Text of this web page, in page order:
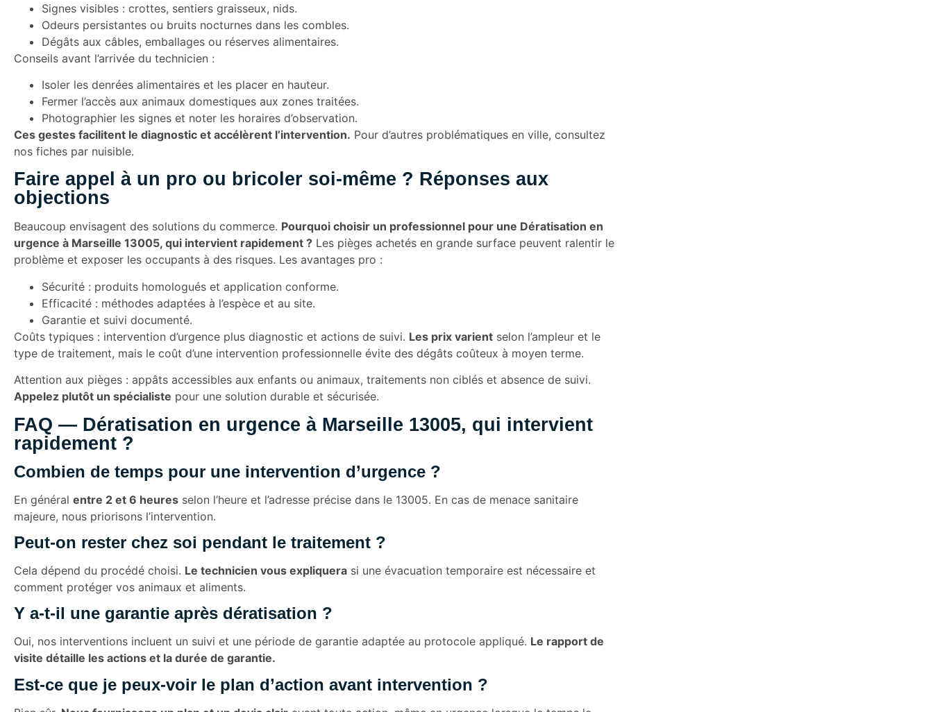
Signes visibles : crottes, sentiers graisseux, nids.
Odeurs persistantes ou bruits nocturnes dans les combles.
Dégâts aux câbles, emballages ou réserves alimentaires.
Conseils avant l’arrivée du technicien :
Isoler les denrées alimentaires et les placer en hauteur.
Fermer l’accès aux animaux domestiques aux zones traitées.
Photographier les signes et noter les horaires d’observation.
Ces gestes facilitent le diagnostic et accélèrent l’intervention. Pour d’autres problématiques en ville, consultez
nos fiches par nuisible.
Faire appel à un pro ou bricoler soi-même ? Réponses aux
objections
Beaucoup envisagent des solutions du commerce. Pourquoi choisir un professionnel pour une Dératisation en
urgence à Marseille 13005, qui intervient rapidement ? Les pièges achetés en grande surface peuvent ralentir le
problème et exposer les occupants à des risques. Les avantages pro :
Sécurité : produits homologués et application conforme.
Efficacité : méthodes adaptées à l’espèce et au site.
Garantie et suivi documenté.
Coûts typiques : intervention d’urgence plus diagnostic et actions de suivi. Les prix varient selon l’ampleur et le
type de traitement, mais le coût d’une intervention professionnelle évite des dégâts coûteux à moyen terme.
Attention aux pièges : appâts accessibles aux enfants ou animaux, traitements non ciblés et absence de suivi.
Appelez plutôt un spécialiste pour une solution durable et sécurisée.
FAQ — Dératisation en urgence à Marseille 13005, qui intervient
rapidement ?
Combien de temps pour une intervention d’urgence ?
En général entre 2 et 6 heures selon l’heure et l’adresse précise dans le 13005. En cas de menace sanitaire
majeure, nous priorisons l’intervention.
Peut-on rester chez soi pendant le traitement ?
Cela dépend du procédé choisi. Le technicien vous expliquera si une évacuation temporaire est nécessaire et
comment protéger vos animaux et aliments.
Y a-t-il une garantie après dératisation ?
Oui, nos interventions incluent un suivi et une période de garantie adaptée au protocole appliqué. Le rapport de
visite détaille les actions et la durée de garantie.
Est-ce que je peux-voir le plan d’action avant intervention ?